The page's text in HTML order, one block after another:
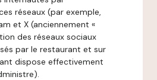
réseaux (par exemple,
et X (anciennement «
des réseaux sociaux
par le restaurant et sur
dispose effectivement